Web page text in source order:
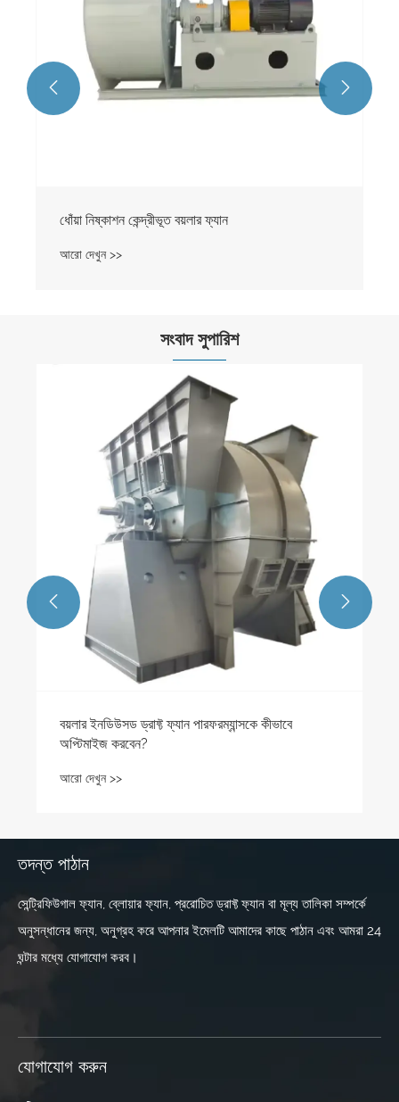
 
সংবাদ সুপারিশ
কেন বিশ্বব্যাপী ক্রেতারা কাস্টম প্রকল্পের জন্য চাইনিজ টাইপ
সি সেন্ট্রিফিউগাল ফ্যান প্রস্তুতকারকদের বেছে নেয়
আরো দেখুন >>
 
তদন্ত পাঠান
সেন্ট্রিফিউগাল ফ্যান, ব্লোয়ার ফ্যান, প্ররোচিত ড্রাফ্ট ফ্যান বা মূল্য তালিকা সম্পর্কে
অনুসন্ধানের জন্য, অনুগ্রহ করে আপনার ইমেলটি আমাদের কাছে পাঠান এবং আমরা 24
ঘন্টার মধ্যে যোগাযোগ করব।
যোগাযোগ করুন